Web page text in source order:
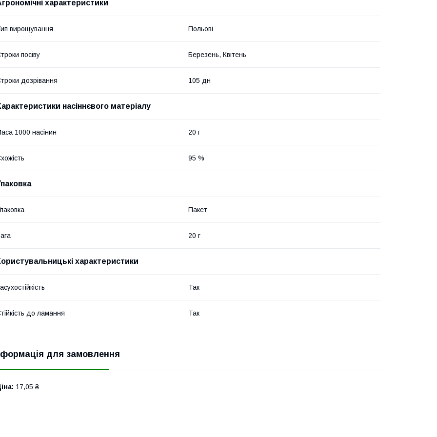
характеристики
вирощування Польові
посіву Березень, Квітень
дозрівання 105 дн
насіннєвого матеріалу
1000 насінин 20 г
95 %
Пакет
20 г
характеристики
Так
до ламання Так
для замовлення
17,05 ₴